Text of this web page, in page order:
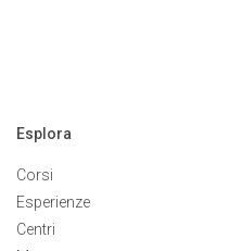
Esplora
Corsi
Esperienze
Centri